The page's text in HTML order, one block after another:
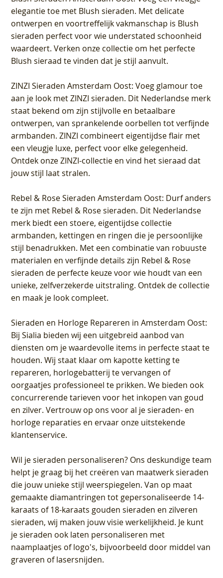
elegantie toe met Blush sieraden. Met delicate
ontwerpen en voortreffelijk vakmanschap is Blush
sieraden perfect voor wie understated schoonheid
waardeert. Verken onze collectie om het perfecte
Blush sieraad te vinden dat je stijl aanvult.
ZINZI Sieraden Amsterdam Oost: Voeg glamour toe
aan je look met ZINZI sieraden. Dit Nederlandse merk
staat bekend om zijn stijlvolle en betaalbare
ontwerpen, van sprankelende oorbellen tot verfijnde
armbanden. ZINZI combineert eigentijdse flair met
een vleugje luxe, perfect voor elke gelegenheid.
Ontdek onze ZINZI-collectie en vind het sieraad dat
jouw stijl laat stralen.
Rebel & Rose Sieraden Amsterdam Oost: Durf anders
te zijn met Rebel & Rose sieraden. Dit Nederlandse
merk biedt een stoere, eigentijdse collectie
armbanden, kettingen en ringen die je persoonlijke
stijl benadrukken. Met een combinatie van robuuste
materialen en verfijnde details zijn Rebel & Rose
sieraden de perfecte keuze voor wie houdt van een
unieke, zelfverzekerde uitstraling. Ontdek de collectie
en maak je look compleet.
Sieraden en Horloge Repareren in Amsterdam Oost:
Bij Sialia bieden wij een uitgebreid aanbod van
diensten om je waardevolle items in perfecte staat te
houden. Wij staat klaar om kapotte ketting te
repareren, horlogebatterij te vervangen of
oorgaatjes professioneel te prikken. We bieden ook
concurrerende tarieven voor het inkopen van goud
en zilver. Vertrouw op ons voor al je sieraden- en
horloge reparaties en ervaar onze uitstekende
klantenservice.
Wil je sieraden personaliseren? Ons deskundige team
helpt je graag bij het creëren van maatwerk sieraden
die jouw unieke stijl weerspiegelen. Van op maat
gemaakte diamantringen tot gepersonaliseerde 14-
karaats of 18-karaats gouden sieraden en zilveren
sieraden, wij maken jouw visie werkelijkheid. Je kunt
je sieraden ook laten personaliseren met
naamplaatjes of logo's, bijvoorbeeld door middel van
graveren of lasersnijden.